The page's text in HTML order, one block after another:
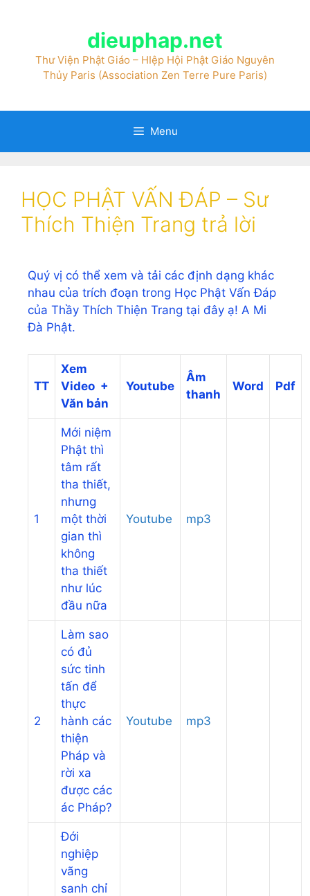
dieuphap.net
Thư Viện Phật Giáo – HIệp Hội Phật Giáo Nguyên
Thủy Paris (Association Zen Terre Pure Paris)
Menu
HỌC PHẬT VẤN ĐÁP – Sư
Thích Thiện Trang trả lời
Quý vị có thể xem và tải các định dạng khác
nhau của trích đoạn trong Học Phật Vấn Đáp
của Thầy Thích Thiện Trang tại đây ạ! A Mi
Đà Phật.
TT
Xem
Video +
Văn bản
Youtube
Âm
thanh
Word Pdf
1
Mới niệm
Phật thì
tâm rất
tha thiết,
nhưng
một thời
gian thì
không
tha thiết
như lúc
đầu nữa
Youtube mp3
2
Làm sao
có đủ
sức tinh
tấn để
thực
hành các
thiện
Pháp và
rời xa
được các
ác Pháp?
Youtube mp3
Đới
nghiệp
vãng
sanh chỉ